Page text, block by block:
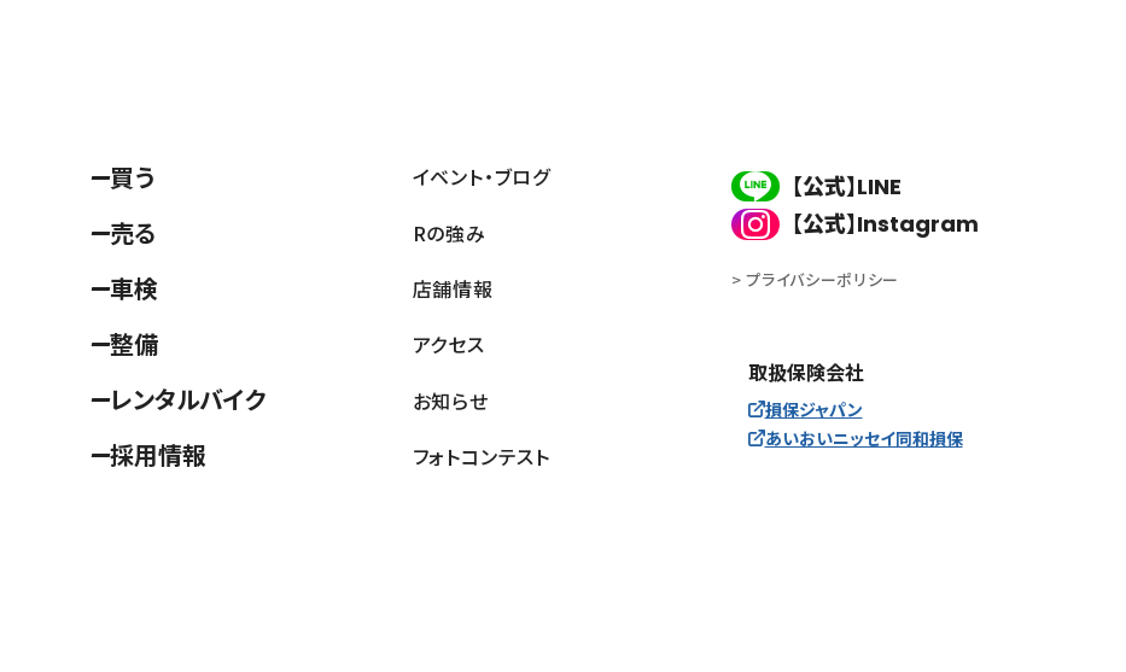
買う
売る
車検
整備
レンタルバイク
採用情報
イベント・ブログ
Rの強み
店舗情報
アクセス
お知らせ
フォトコンテスト
【公式】 LINE
【公式】 Instagram
> プライバシーポリシー
取扱保険会社
損保ジャパン
あいおいニッセイ同和損保